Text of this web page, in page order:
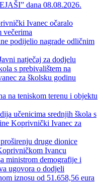
dana 08.08.2026.
Ivanec očaralo
večerima
podijelio nagrade odličnim
natječaj za dodjelu
s prebivalištem na
za školsku godinu
na teniskom terenu i objektu
učenicima srednjih škola s
Koprivnički Ivanec za
druge dionice
Ivancu
ministrom demografije i
ugovora o dodjeli
iznosu od 51.658,56 eura